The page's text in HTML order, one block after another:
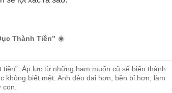
Thành Tiền” ☀️
Áp lực từ những ham muốn cũ sẽ biến thành
không biết mệt. Anh dẻo dai hơn, bền bỉ hơn, làm